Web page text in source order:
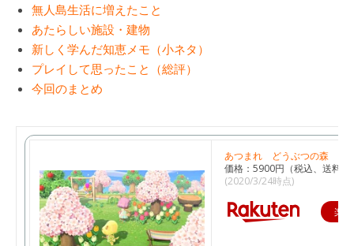
無人島生活に増えたこと
あたらしい施設・建物
新しく学んだ知恵メモ（小ネタ）
プレイして思ったこと（総評）
今回のまとめ
あつまれ どうぶつの森
価格：5900円（税込、送料無
(2020/3/24時点)
楽